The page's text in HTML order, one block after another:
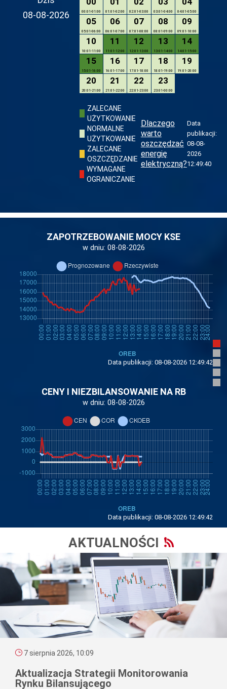
08-08-2026
00:01-01:00 01:01-02:00 02:01-03:00 03:01-04:00 04:01-05:00
05
05:01-06:00
06
06:01-07:00
07
07:01-08:00
08
08:01-09:00
09
09:01-10:00
10
10:01-11:00
11
11:01-12:00
12
12:01-13:00
13
13:01-14:00
14
14:01-15:00
15
15:01-16:00
16
16:01-17:00
17
17:01-18:00
18
18:01-19:00
19
19:01-20:00
20
20:01-21:00
21
21:01-22:00
22
22:01-23:00
23
23:01-00:00
ZALECANE
UŻYTKOWANIE
NORMALNE
UŻYTKOWANIE
ZALECANE
OSZCZĘDZANIE
WYMAGANE
OGRANICZANIE
Dlaczego
warto
oszczędzać
energię
elektryczną?
Data
publikacji:
08-08-
2026
12:49:40
ZAPOTRZEBOWANIE MOCY KSE
w dniu: 08-08-2026
Data publikacji: 08-08-2026 12:49:42
CENY I NIEZBILANSOWANIE NA RB
w dniu: 08-08-2026
Data publikacji: 08-08-2026 12:49:42
AKTUALNOŚCI
7 sierpnia 2026, 10:09
Aktualizacja Strategii Monitorowania
Rynku Bilansującego